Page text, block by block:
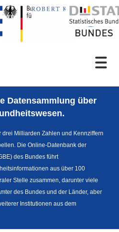
Datensammlung über
Milliarden Zahlen und Kennziffern
Die Online-Datenbank der
des Bundes führt
aus über 100
Stelle zusammen, darunter viele
des Bundes und der Länder, aber
Institutionen aus dem